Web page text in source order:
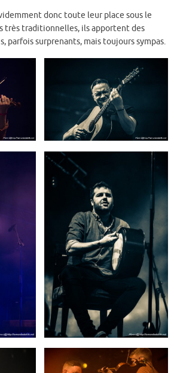
donc toute leur place sous le
très traditionnelles, ils apportent des
parfois surprenants, mais toujours sympas.